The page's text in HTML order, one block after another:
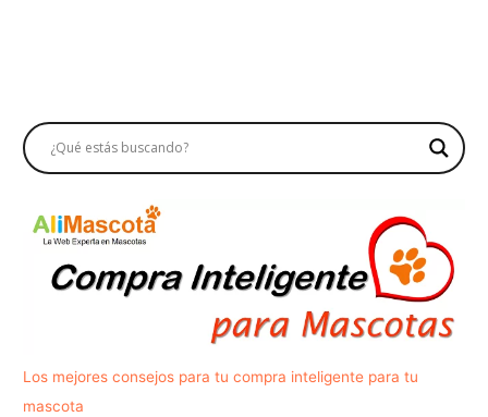
Los mejores consejos para tu compra inteligente para tu
mascota